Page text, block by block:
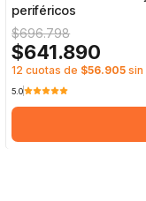
periféricos
$696.798
$641.890
12 cuotas de $56.905 sin
5.0